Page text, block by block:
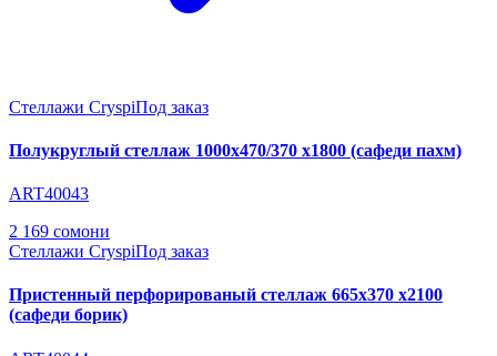
Стеллажи CryspiПод заказ
Полукруглый стеллаж 1000х470/370 х1800 (сафеди пахм)
ART40043
2 169 сомони
Стеллажи CryspiПод заказ
Пристенный перфорированый стеллаж 665х370 х2100
(сафеди борик)